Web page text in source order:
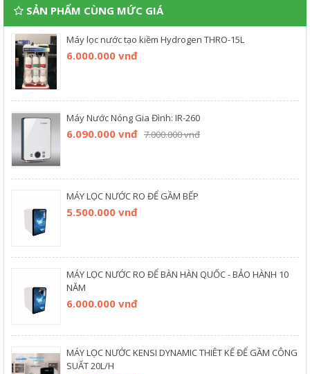
SẢN PHẨM CÙNG MỨC GIÁ
Máy lọc nước tạo kiềm Hydrogen THRO-15L
6.000.000 vnđ
Máy Nước Nóng Gia Đình: IR-260
6.090.000 vnđ 7.000.000 vnđ
MÁY LỌC NƯỚC RO ĐỂ GẦM BẾP
5.500.000 vnđ
MÁY LỌC NƯỚC RO ĐỂ BÀN HÀN QUỐC - BẢO HÀNH 10
NĂM
6.000.000 vnđ
MÁY LỌC NƯỚC KENSI DYNAMIC THIÊT KẾ ĐỂ GẦM CÔNG
SUẤT 20L/H